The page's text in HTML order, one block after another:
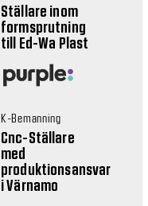
Ställare inom
formsprutning
till Ed-Wa Plast
K-Bemanning
Cnc-Ställare
med
produktionsansvar
i Värnamo